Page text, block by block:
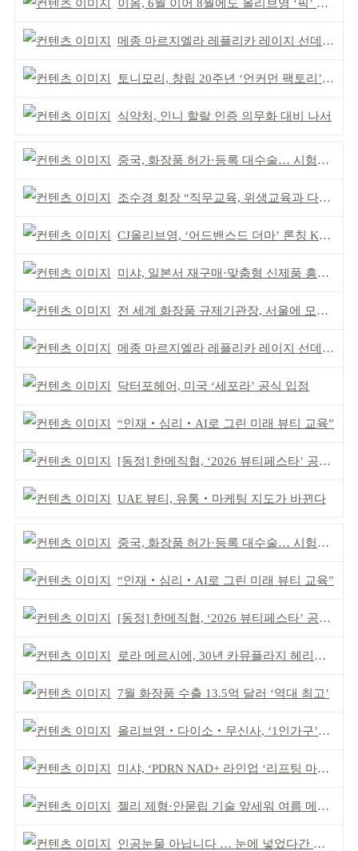
이옴, 6월 이어 8월에도 올리브영 ‘픽’ 선정
메종 마르지엘라 레플리카 레이지 선데이 모닝 디퓨저
토니모리, 창립 20주년 ‘언커먼 팩토리’ 팝업 성료
식약처, 인니 할랄 인증 의무화 대비 나서
중국, 화장품 허가·등록 대수술… 시험자료 공용 허용
조수경 회장 “직무교육, 위생교육과 다르다”
CJ올리브영, ‘어드밴스드 더마’ 론칭 K더마 육성 박차
미샤, 일본서 재구매·맞춤형 신제품 흥행 ‘쌍끌이’
전 세계 화장품 규제기관장, 서울에 모인다
메종 마르지엘라 레플리카 레이지 선데이 모닝 디퓨저
닥터포헤어, 미국 ‘세포라’ 공식 입점
“인재‧심리‧AI로 그린 미래 뷰티 교육”
[동정] 한메직협, ‘2026 뷰티페스타’ 공동 주최
UAE 뷰티, 유통‧마케팅 지도가 바뀐다
중국, 화장품 허가·등록 대수술… 시험자료 공용 허용
“인재‧심리‧AI로 그린 미래 뷰티 교육”
[동정] 한메직협, ‘2026 뷰티페스타’ 공동 주최
로라 메르시에, 30년 카뮤플라지 헤리티지 담아
7월 화장품 수출 13.5억 달러 ‘역대 최고’
올리브영‧다이소‧무신사, ‘1인가구’가 이끈다
미샤, ‘PDRN NAD+ 라인업 ‘리프팅 마스크’ 출시
젤리 제형·안묻립 기술 앞세워 여름 메이크업 시장 공략
인공눈물 아닙니다 … 눈에 넣었다간 각막 손상